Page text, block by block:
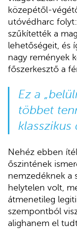
közepétől-
utóvédharc
szűkítették a
lehetőségeit, és
nagy remények
főszerkesztő a
Ez a „
többet
klasszikus
Nehéz ebben
őszintének
nemzedéknek a
helytelen volt,
átmenetileg
szempontból
alighanem el